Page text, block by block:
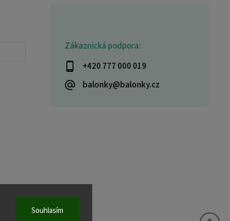
Souhlasím
Zákaznická podpora:
+420 777 000 019
balonky@balonky.cz